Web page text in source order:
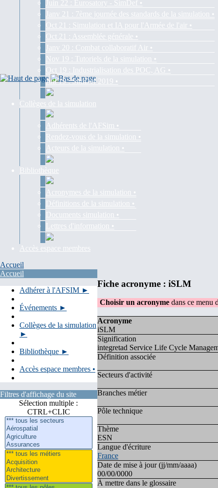
Juin 22 : Eurosatory - SimDef •
Janv 21 : 7ème journée des standards de la simulation •
Oct 21 : Simulation et IA pour l'Armée de l'air •
Oct 21 : Assemblée générale •
Janv 20 : Combat collaboratif Air •
Nov 19 : Tutoriels de la simulation •
Oct 19 : Industrialisation des POC, AG •
Juil 19 : SimDef 2019 •
Collèges de la simulation
Adhérents de l'AFSim •
Rendez-vous de la simulation •
Acteurs de la simulation •
Bibliothèque
Acronymes de la simulation •
Définitions de la simulation •
Documents simulation •
Lettres d'information •
Accès espace membres
Accueil
Accueil
Adhérer à l'AFSIM ►
Événements ►
Collèges de la simulation
►
Bibliothèque ►
Accès espace membres •
Filtres d'affichage du site
Sélection multiple :
CTRL+CLIC
Fiche acronyme : iSLM
Choisir un acronyme dans ce menu
Acronyme
iSLM
Signification
integretad Service Life Cycle
Définition associée
Secteurs d'activité
Branches métier
Pôle technique
Thème
ESN
Langue d'écriture
France
Date de mise à jour (jj/mm/aaaa)
00/00/0000
À mettre dans le glossaire